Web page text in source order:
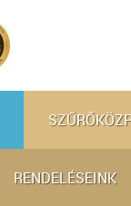
RENDELÉSEINK